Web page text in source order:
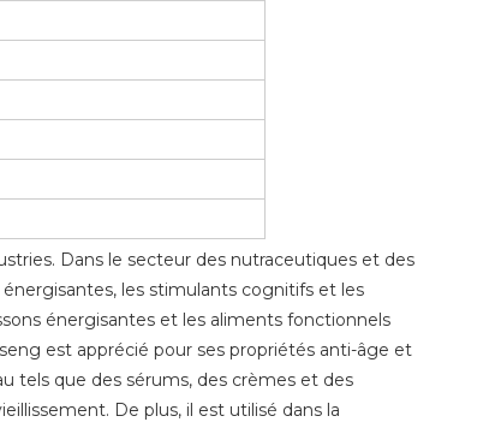
Dans le secteur des nutraceutiques et des
les stimulants cognitifs et les
énergisantes et les aliments fonctionnels
est apprécié pour ses propriétés anti-âge et
tels que des sérums, des crèmes et des
De plus, il est utilisé dans la